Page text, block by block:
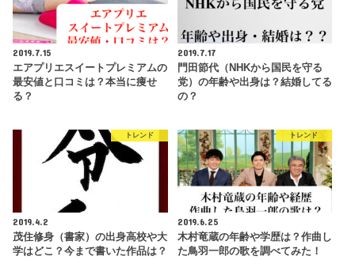
2019.7.15
エアプリエスイートプレミアムの
最安値と口コミは？本当に痩せ
る？
2019.7.17
門田節代（NHKから国民を守る
党）の年齢や出身は？結婚してる
の？
トレンド
2019.4.2
茂住修身（書家）の出身高校や大
学はどこ？今まで書いた作品は？
トレンド
2019.6.25
木村竜蔵の年齢や学歴は？作曲し
た鳥羽一郎の歌を調べてみた！